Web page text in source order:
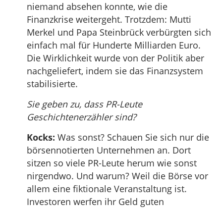
niemand absehen konnte, wie die
Finanzkrise weitergeht. Trotzdem: Mutti
Merkel und Papa Steinbrück verbürgten sich
einfach mal für Hunderte Milliarden Euro.
Die Wirklichkeit wurde von der Politik aber
nachgeliefert, indem sie das Finanzsystem
stabilisierte.
Sie geben zu, dass PR-Leute
Geschichtenerzähler sind?
Kocks: Was sonst? Schauen Sie sich nur die
börsennotierten Unternehmen an. Dort
sitzen so viele PR-Leute herum wie sonst
nirgendwo. Und warum? Weil die Börse vor
allem eine fiktionale Veranstaltung ist.
Investoren werfen ihr Geld guten